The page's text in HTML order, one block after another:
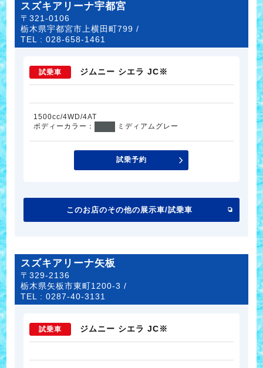
スズキアリーナ宇都宮
〒321-0106
栃木県宇都宮市上横田町799 /
TEL :028-658-1461
試乗車 ジムニー シエラ JC※
1500cc/4WD/4AT
ボディーカラー：
ミディアムグレー
試乗予約
このお店のその他の展示車/試乗車
スズキアリーナ矢板
〒329-2136
栃木県矢板市東町1200-3 /
TEL :0287-40-3131
試乗車 ジムニー シエラ JC※